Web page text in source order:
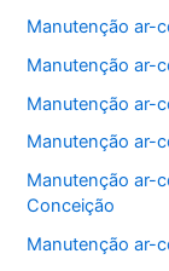
Manutenção ar-
Manutenção ar-
Manutenção ar-
Manutenção ar-
Manutenção ar-
Conceição
Manutenção ar-